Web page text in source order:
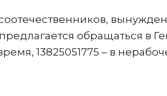
обращаться в
13825051775 – в